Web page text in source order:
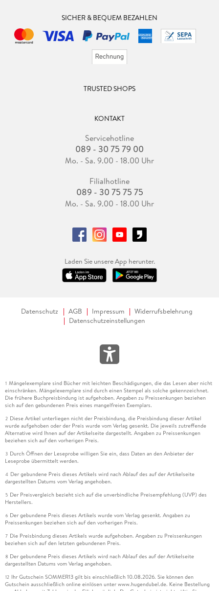
SICHER & BEQUEM BEZAHLEN
TRUSTED SHOPS
KONTAKT
Servicehotline
089 - 30 75 79 00
Mo. - Sa. 9.00 - 18.00 Uhr
Filialhotline
089 - 30 75 75 75
Mo. - Sa. 9.00 - 18.00 Uhr
Laden Sie unsere App herunter.
Datenschutz AGB Impressum
Widerrufsbelehrung
Datenschutzeinstellungen
1 Mängelexemplare sind Bücher mit leichten Beschädigungen, die das Lesen aber nicht
einschränken. Mängelexemplare sind durch einen Stempel als solche gekennzeichnet.
Die frühere Buchpreisbindung ist aufgehoben. Angaben zu Preissenkungen beziehen
sich auf den gebundenen Preis eines mangelfreien Exemplars.
2 Diese Artikel unterliegen nicht der Preisbindung, die Preisbindung dieser Artikel
wurde aufgehoben oder der Preis wurde vom Verlag gesenkt. Die jeweils zutreffende
Alternative wird Ihnen auf der Artikelseite dargestellt. Angaben zu Preissenkungen
beziehen sich auf den vorherigen Preis.
3 Durch Öffnen der Leseprobe willigen Sie ein, dass Daten an den Anbieter der
Leseprobe übermittelt werden.
4 Der gebundene Preis dieses Artikels wird nach Ablauf des auf der Artikelseite
dargestellten Datums vom Verlag angehoben.
5 Der Preisvergleich bezieht sich auf die unverbindliche Preisempfehlung (UVP) des
Herstellers.
6 Der gebundene Preis dieses Artikels wurde vom Verlag gesenkt. Angaben zu
Preissenkungen beziehen sich auf den vorherigen Preis.
7 Die Preisbindung dieses Artikels wurde aufgehoben. Angaben zu Preissenkungen
beziehen sich auf den letzten gebundenen Preis.
8 Der gebundene Preis dieses Artikels wird nach Ablauf des auf der Artikelseite
dargestellten Datums vom Verlag angehoben.
12 Ihr Gutschein SOMMER13 gilt bis einschließlich 10.08.2026. Sie können den
Gutschein ausschließlich online einlösen unter www.hugendubel.de. Keine Bestellung